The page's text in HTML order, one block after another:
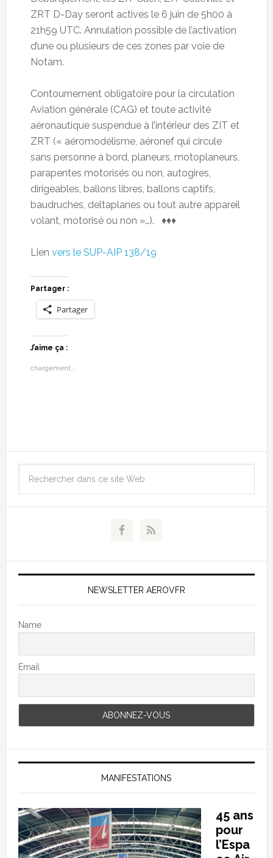
ZRT D-Day seront actives le 6 juin de 5h00 à
21h59 UTC. Annulation possible de l’activation
d’une ou plusieurs de ces zones par voie de
Notam.
Contournement obligatoire pour la circulation
Aviation générale (CAG) et toute activité
aéronautique suspendue à l’intérieur des ZIT et
ZRT (« aéromodélisme, aéronef qui circule
sans personne à bord, planeurs, motoplaneurs,
parapentes motorisés ou non, autogires,
dirigeables, ballons libres, ballons captifs,
baudruches, deltaplanes ou tout autre appareil
volant, motorisé ou non »…). ♦♦♦
Lien vers le SUP-AIP 138/19
Partager :
Partager
J’aime ça :
chargement…
NEWSLETTER AEROVFR
Name
Email
MANIFESTATIONS
45 ans
pour
l’Espa